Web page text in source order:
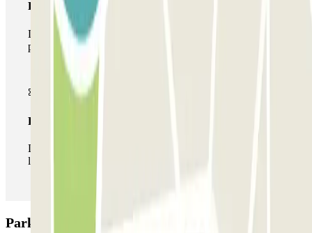
Pase multiparking
Durante tu estancia podrás hacer uso de toda la red de
parkings de este operador disponibles en Parclick.
Pase ilimitado
Durante tu estancia podrás entrar y salir del parking todas
las veces que quieras.
Parking Louise Michel - Porte de Champerret